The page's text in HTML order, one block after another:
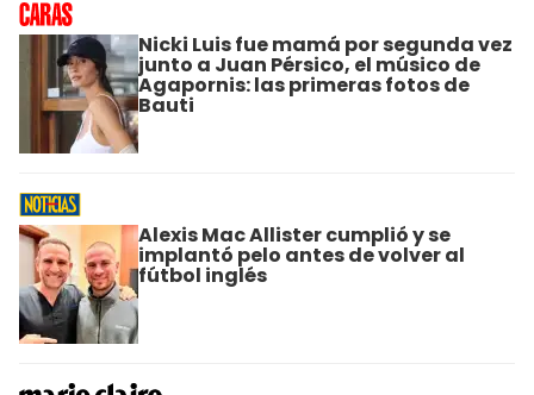
Nicki Luis fue mamá por segunda vez
junto a Juan Pérsico, el músico de
Agapornis: las primeras fotos de
Bauti
Alexis Mac Allister cumplió y se
implantó pelo antes de volver al
fútbol inglés